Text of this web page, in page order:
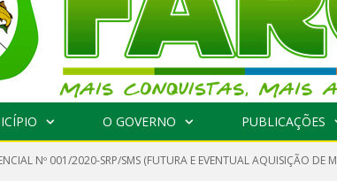
O GOVERNO PUBLICAÇÕES
Nº 001/2020-SRP/SMS (FUTURA E EVENTUAL AQUISIÇÃO